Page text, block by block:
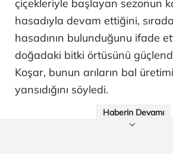
çiçekleriyle başlayan sezonun
hasadıyla devam ettiğini,
hasadının bulunduğunu ifade
doğadaki bitki örtüsünü
Koşar, bunun arıların bal
yansıdığını söyledi.
Haberin Devamı